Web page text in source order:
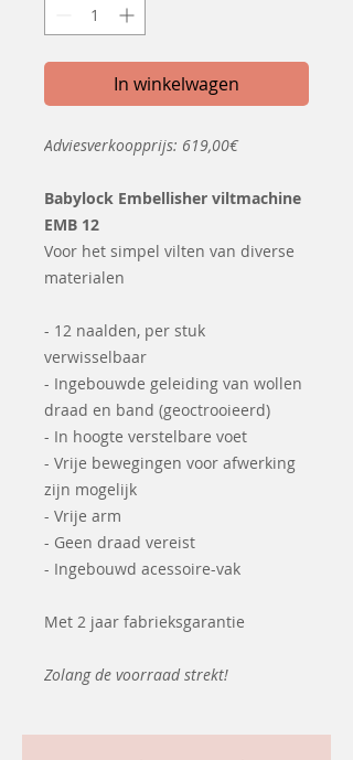
In winkelwagen
Adviesverkoopprijs: 619,00€
Babylock Embellisher viltmachine
EMB 12
Voor het simpel vilten van diverse
materialen
- 12 naalden, per stuk
verwisselbaar
- Ingebouwde geleiding van wollen
draad en band (geoctrooieerd)
- In hoogte verstelbare voet
- Vrije bewegingen voor afwerking
zijn mogelijk
- Vrije arm
- Geen draad vereist
- Ingebouwd acessoire-vak
Met 2 jaar fabrieksgarantie
Zolang de voorraad strekt!